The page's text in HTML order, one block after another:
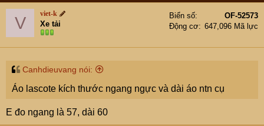
V viet-k
Xe tải
Biển số
OF-52573
Động cơ
647,096 Mã lực
Canhdieuvang nói:
Áo lascote kích thước ngang ngực và dài áo ntn cụ
E đo ngang là 57, dài 60